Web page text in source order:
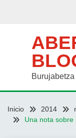
Inicio 2014
Una nota sobre